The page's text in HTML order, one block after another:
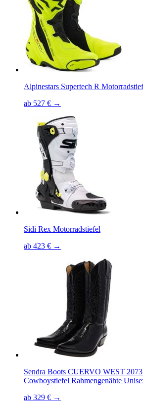
Alpinestars Supertech R
ab 527 € →
Sidi Rex Motorradstiefel
ab 423 € →
Sendra Boots CUERVO WEST
Cowboystiefel Rahmengenähte
ab 329 € →